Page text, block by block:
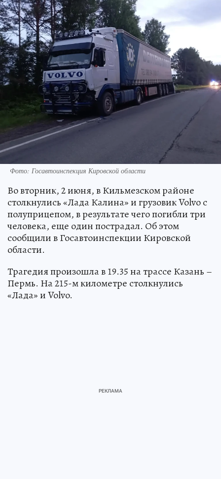
Фото: Госавтоинспекция Кировской области
Во вторник, 2 июня, в Кильмезском районе
столкнулись «Лада Калина» и грузовик Volvo с
полуприцепом, в результате чего погибли три
человека, еще один пострадал. Об этом
сообщили в Госавтоинспекции Кировской
области.
Трагедия произошла в 19.35 на трассе Казань –
Пермь. На 215-м километре столкнулись
«Лада» и Volvo.